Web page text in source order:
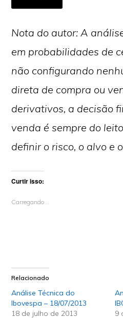
Nota do autor: A
em probabilidades de
não configurando
direta de compra ou
derivativos, a decisão
venda é sempre do
definir o risco, o alvo e
Curtir isso:
Carregando...
Relacionado
Análise Técnica do
Ibovespa – 18/07/2013
18 de julho de 2013
9